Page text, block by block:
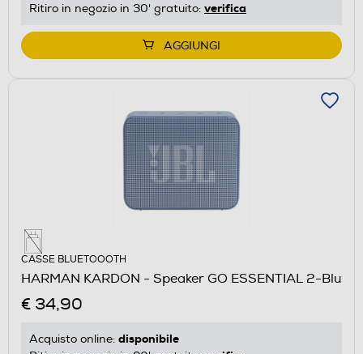
Ritiro in negozio in 30' gratuito: verifica
AGGIUNGI
CASSE BLUETOOOTH
HARMAN KARDON - Speaker GO ESSENTIAL 2-Blu
€ 34,90
Acquisto online: disponibile